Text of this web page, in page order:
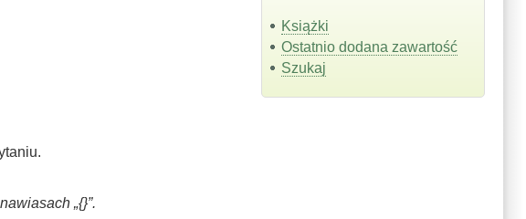
„{}”.
Książki
Ostatnio dodana zawartość
Szukaj